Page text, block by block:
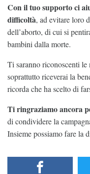
Con il tuo supporto ci
difficoltà, ad evitare loro
dell’aborto, di cui si
bambini dalla morte.
Ti saranno riconoscenti le
soprattutto riceverai la
ricorda che ha scelto di
Ti ringraziamo ancora
di condividere la
Insieme possiamo fare la